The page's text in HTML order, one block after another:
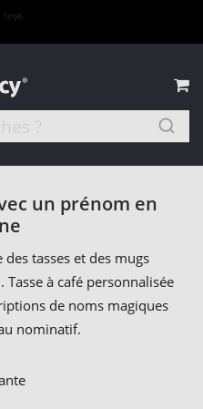
un prénom en
tasses et des mugs
à café personnalisée
de noms magiques
nominatif.